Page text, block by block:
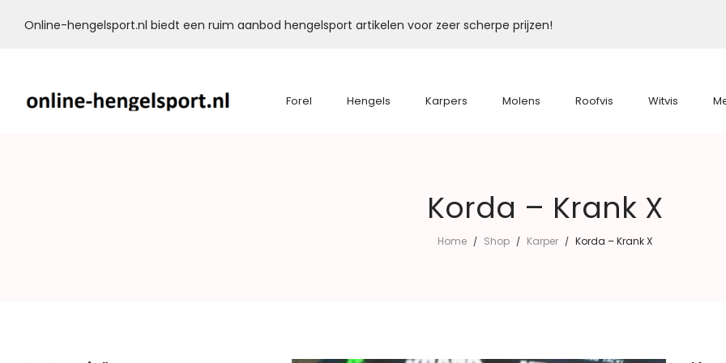
Online-hengelsport.nl biedt een ruim aanbod hengelsport artikelen voor zeer scherpe prijzen!
Forel Hengels Karpers Molens Roofvis Witvis
Korda – Krank X
Home / Shop / Karper / Korda – Krank X